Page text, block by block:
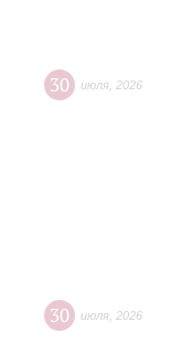
30 июля 2026
30 июля 2026